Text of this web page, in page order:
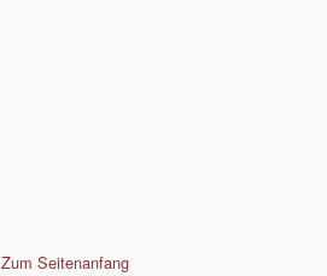
Zum Seitenanfang